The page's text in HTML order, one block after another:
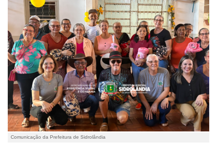
Comunicação da Prefeitura de Sidrolândia